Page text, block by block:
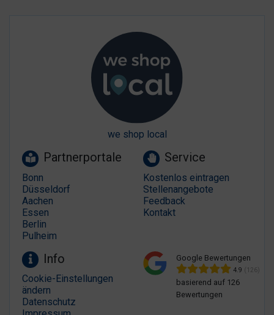
we shop local
Partnerportale
Bonn
Düsseldorf
Aachen
Essen
Berlin
Pulheim
Service
Kostenlos eintragen
Stellenangebote
Feedback
Kontakt
Info
Cookie-Einstellungen
ändern
Datenschutz
Google Bewertungen
4.9 (126)
basierend auf 126
Bewertungen